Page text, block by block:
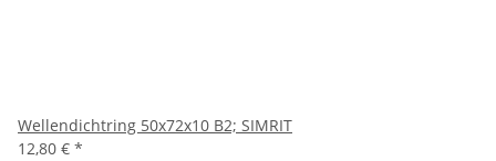
Wellendichtring 50x72x10 B2; SIMRIT
12,80 € *